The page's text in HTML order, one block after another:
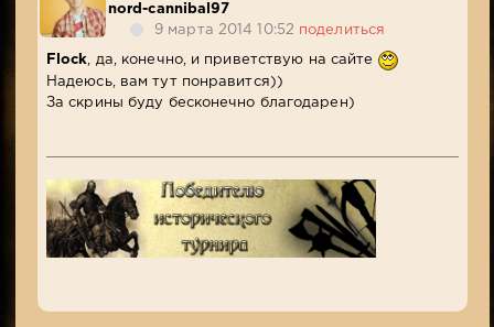
nord-cannibal97
9 марта 2014 10:52
поделиться
Flock, да, конечно, и приветствую на сайте
Надеюсь, вам тут понравится))
За скрины буду бесконечно благодарен)